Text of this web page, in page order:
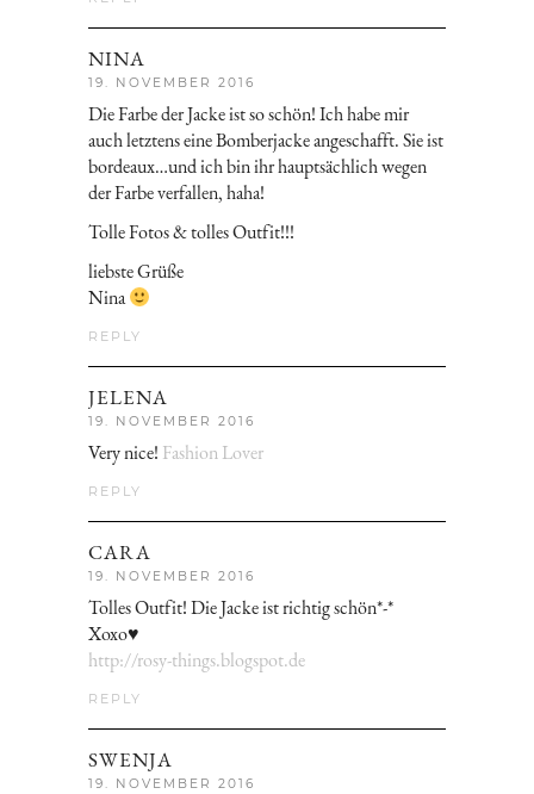
NINA
19. NOVEMBER 2016
Die Farbe der Jacke ist so schön! Ich habe mir
auch letztens eine Bomberjacke angeschafft. Sie ist
bordeaux…und ich bin ihr hauptsächlich wegen
der Farbe verfallen, haha!
Tolle Fotos & tolles Outfit!!!
liebste Grüße
Nina
REPLY
JELENA
19. NOVEMBER 2016
Very nice! Fashion Lover
REPLY
CARA
19. NOVEMBER 2016
Tolles Outfit! Die Jacke ist richtig schön*-*
Xoxo♥
http://rosy-things.blogspot.de
REPLY
SWENJA
19. NOVEMBER 2016